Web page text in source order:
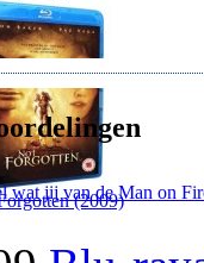
(2009)
wat jij van de Man on